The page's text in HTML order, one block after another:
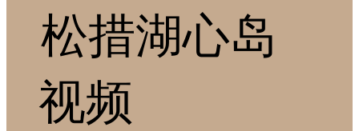
松措湖心岛
视频